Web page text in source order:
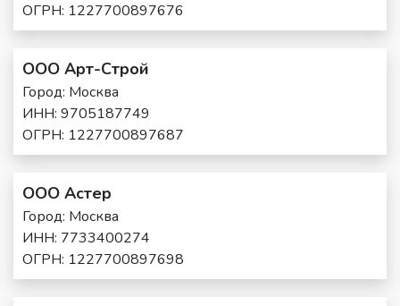
ОГРН: 1227700897676
ООО Арт-Строй
Город: Москва
ИНН: 9705187749
ОГРН: 1227700897687
ООО Астер
Город: Москва
ИНН: 7733400274
ОГРН: 1227700897698